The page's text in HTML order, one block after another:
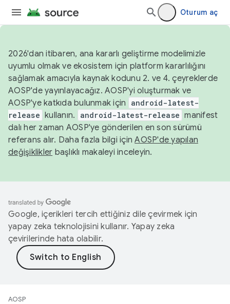
Oturum aç
2026'dan itibaren, ana kararlı geliştirme modelimizle
uyumlu olmak ve ekosistem için platform kararlılığını
sağlamak amacıyla kaynak kodunu 2. ve 4. çeyreklerde
AOSP'de yayınlayacağız. AOSP'yi oluşturmak ve
AOSP'ye katkıda bulunmak için
android-latest-
release kullanın. android-latest-release manifest
dalı her zaman AOSP'ye gönderilen en son sürümü
referans alır. Daha fazla bilgi içinAOSP'de yapılan
değişiklikler başlıklı makaleyi inceleyin.
Google, içerikleri tercih ettiğiniz dile çevirmek için
yapay zeka teknolojisini kullanır. Yapay zeka
çevirilerinde hata olabilir.
AOSP